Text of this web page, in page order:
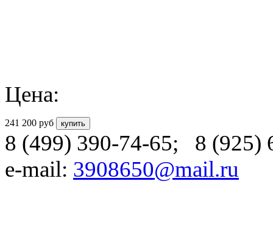
Цена:
241 200 руб
8 (499) 390-74-65; 8 (925)
e-mail: 3908650@mail.ru